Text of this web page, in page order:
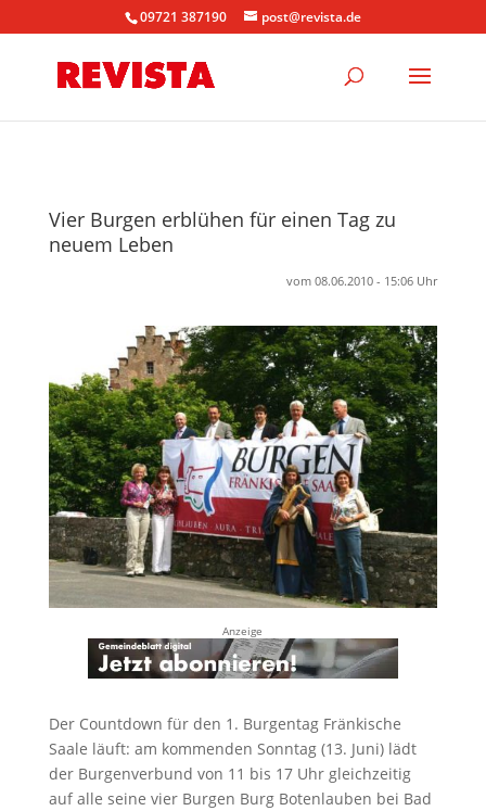
09721 387190 post@revista.de
Vier Burgen erblühen für einen Tag zu
neuem Leben
vom 08.06.2010 - 15:06 Uhr
Anzeige
Der Countdown für den 1. Burgentag Fränkische
Saale läuft: am kommenden Sonntag (13. Juni) lädt
der Burgenverbund von 11 bis 17 Uhr gleichzeitig
auf alle seine vier Burgen Burg Botenlauben bei Bad